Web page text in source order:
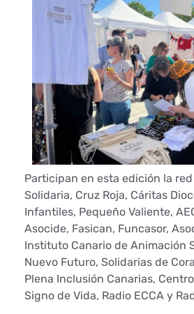
c
o
n
c
i
e
n
c
Participan en esta edición la
Solidaria, Cruz Roja, Cáritas
Infantiles, Pequeño Valiente,
Asocide, Fasican, Funcasor,
Instituto Canario de Animación
Nuevo Futuro, Solidarias de
Plena Inclusión Canarias,
Signo de Vida, Radio ECCA y